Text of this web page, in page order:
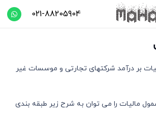
021-88205904
بر درآمد شرکتهای تجارتی و موسسات غیر
مالیات را می توان به شرح زیر طبقه بندی